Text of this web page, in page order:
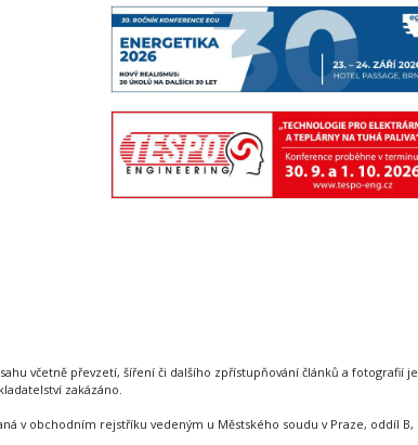
včetně převzetí, šíření či dalšího zpřístupňování článků a fotografií je
zakázáno.
v obchodním rejstříku vedeným u Městského soudu v Praze, oddíl B,